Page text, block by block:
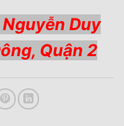
Duy
Quận 2